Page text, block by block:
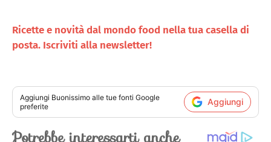
Ricette e novità dal mondo food nella tua casella di
posta. Iscriviti alla newsletter!
Aggiungi Buonissimo alle tue fonti Google
preferite
Aggiungi